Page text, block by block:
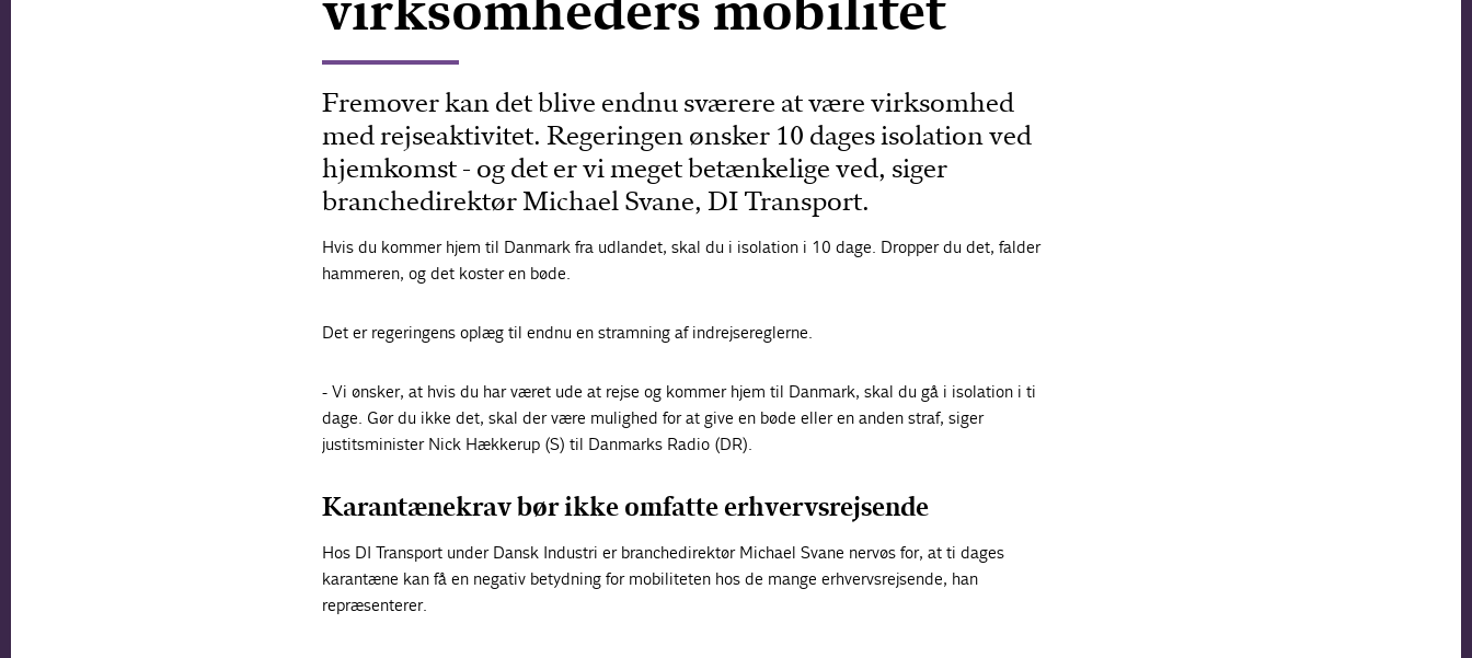
Fremover kan det blive endnu sværere at være virksomhed
med rejseaktivitet. Regeringen ønsker 10 dages isolation ved
hjemkomst - og det er vi meget betænkelige ved, siger
branchedirektør Michael Svane, DI Transport.
Hvis du kommer hjem til Danmark fra udlandet, skal du i isolation i 10 dage. Dropper du det, falder
hammeren, og det koster en bøde.
Det er regeringens oplæg til endnu en stramning af indrejsereglerne.
- Vi ønsker, at hvis du har været ude at rejse og kommer hjem til Danmark, skal du gå i isolation i ti
dage. Gør du ikke det, skal der være mulighed for at give en bøde eller en anden straf, siger
justitsminister Nick Hækkerup (S) til Danmarks Radio (DR).
Karantænekrav bør ikke omfatte erhvervsrejsende
Hos DI Transport under Dansk Industri er branchedirektør Michael Svane nervøs for, at ti dages
karantæne kan få en negativ betydning for mobiliteten hos de mange erhvervsrejsende, han
repræsenterer.